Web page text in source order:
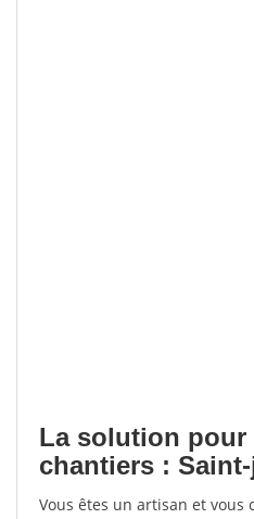
La solution pour
chantiers :
Vous êtes un artisan et vous